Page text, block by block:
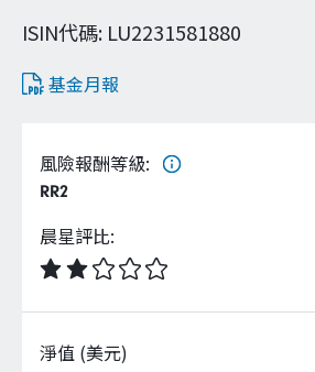
關於富達
客戶服務
線上交易
ISIN代碼: LU2231581880
基金月報
風險報酬等級:
RR2
晨星評比:
淨值 (美元)